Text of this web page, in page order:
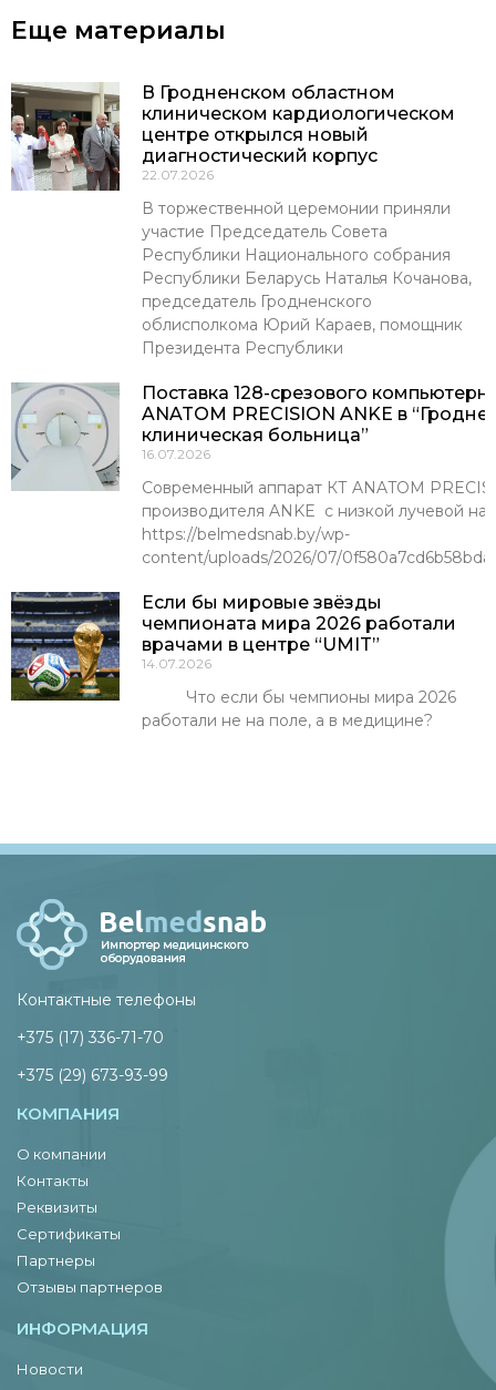
Еще материалы
В Гродненском областном
клиническом кардиологическом
центре открылся новый
диагностический корпус
22.07.2026
В торжественной церемонии приняли
участие Председатель Совета
Республики Национального собрания
Республики Беларусь Наталья Кочанова,
председатель Гродненского
облисполкома Юрий Караев, помощник
Президента Республики
Поставка 128-срезового
ANATOM PRECISION ANKE в
клиническая больница”
16.07.2026
Современный аппарат КТ ANATOM
производителя ANKE с низкой лучевой
https://belmedsnab.by/wp-
content/uploads/2026/07/
Если бы мировые звёзды
чемпионата мира 2026 работали
врачами в центре “UMIT”
14.07.2026
Что если бы чемпионы мира 2026
работали не на поле, а в медицине?
Контактные телефоны
+375 (17) 336-71-70
+375 (29) 673-93-99
КОМПАНИЯ
О компании
Контакты
Реквизиты
Сертификаты
Партнеры
Отзывы партнеров
ИНФОРМАЦИЯ
Новости